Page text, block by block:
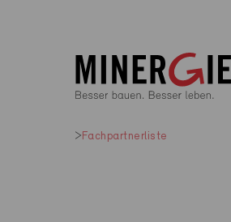
Fachpartnerliste